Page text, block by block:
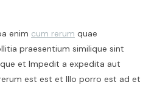
enim cum rerum quae
praesentium similique sint
et Impedit a expedita aut
est est et Illo porro est ad et